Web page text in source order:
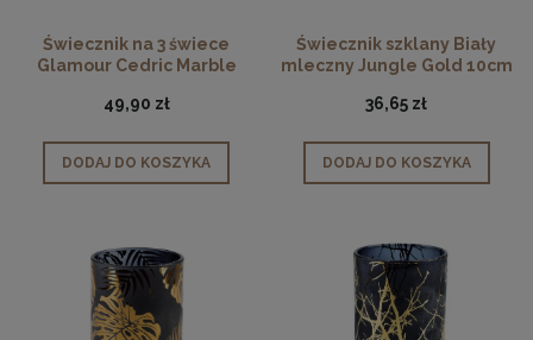
Świecznik na 3 świece
Glamour Cedric Marble
49,90 zł
DODAJ DO KOSZYKA
Świecznik szklany Biały
mleczny Jungle Gold 10cm
36,65 zł
DODAJ DO KOSZYKA